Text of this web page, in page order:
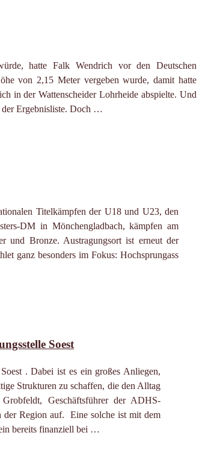
hatte Falk Wendrich vor den Deutschen
von 2,15 Meter vergeben wurde, damit hatte
in der Wattenscheider Lohrheide abspielte. Und
der Ergebnisliste. Doch …
Titelkämpfen der U18 und U23, den
DM in Mönchengladbach, kämpfen am
und Bronze. Austragungsort ist erneut der
ganz besonders im Fokus: Hochsprungass
Soest
. Dabei ist es ein großes Anliegen,
Strukturen zu schaffen, die den Alltag
Geschäftsführer der ADHS-
der Region auf. Eine solche ist mit dem
bereits finanziell bei …